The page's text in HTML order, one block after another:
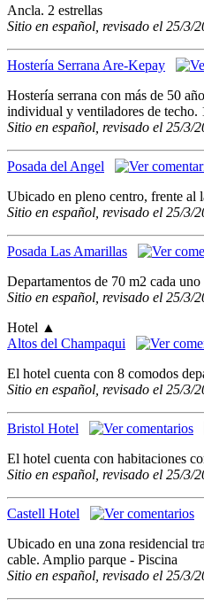
Ancla. 2 estrellas
Sitio en español, revisado el 25/3/
Hostería Serrana Are-Kepay
Hostería serrana con más de 50
individual y ventiladores de techo.
Sitio en español, revisado el 25/3/
Posada del Angel
Ubicado en pleno centro, frente al
Sitio en español, revisado el 25/3/
Posada Las Amarillas
Departamentos de 70 m2 cada
Sitio en español, revisado el 25/3/
Hotel ▲
Altos del Champaqui
El hotel cuenta con 8 comodos
Sitio en español, revisado el 25/3/
Bristol Hotel
El hotel cuenta con habitaciones
Sitio en español, revisado el 25/3/
Castell Hotel
Ubicado en una zona residencial
cable. Amplio parque - Piscina
Sitio en español, revisado el 25/3/